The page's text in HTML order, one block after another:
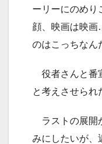
ーリーにのめり
顔、映画は映
のはこっちなん
役者さんと番
と考えさせられ
ラストの展開
みにしたいが、